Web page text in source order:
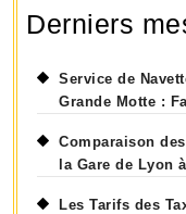
Derniers
Service de
Grande Motte :
Comparaison
la Gare de Lyon
Les Tarifs des